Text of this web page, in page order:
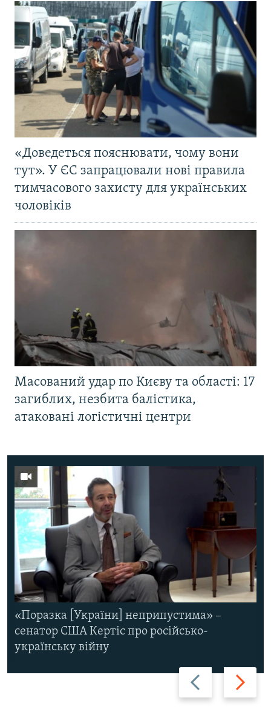
«Доведеться пояснювати, чому вони
тут». У ЄС запрацювали нові правила
тимчасового захисту для українських
чоловіків
Масований удар по Києву та області: 17
загиблих, незбита балістика,
атаковані логістичні центри
Назад Вперед
«Поразка [України] неприпустима» –
сенатор США Кертіс про російсько-
українську війну